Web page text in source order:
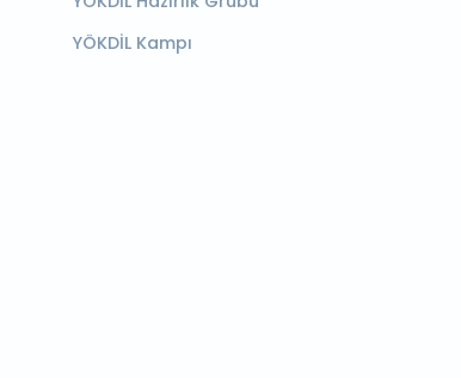
YÖKDİL Kampı